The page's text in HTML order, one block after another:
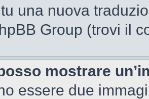
una nuova
Group (trovi il
mostrare
essere due